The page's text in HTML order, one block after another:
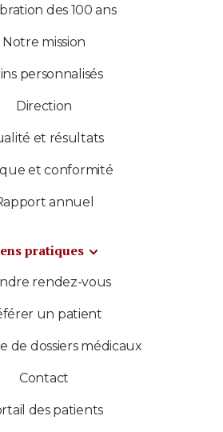
des 100 ans
Notre mission
personnalisés
Direction
et résultats
et conformité
annuel
pratiques
rendez-vous
un patient
de dossiers médicaux
Contact
des patients